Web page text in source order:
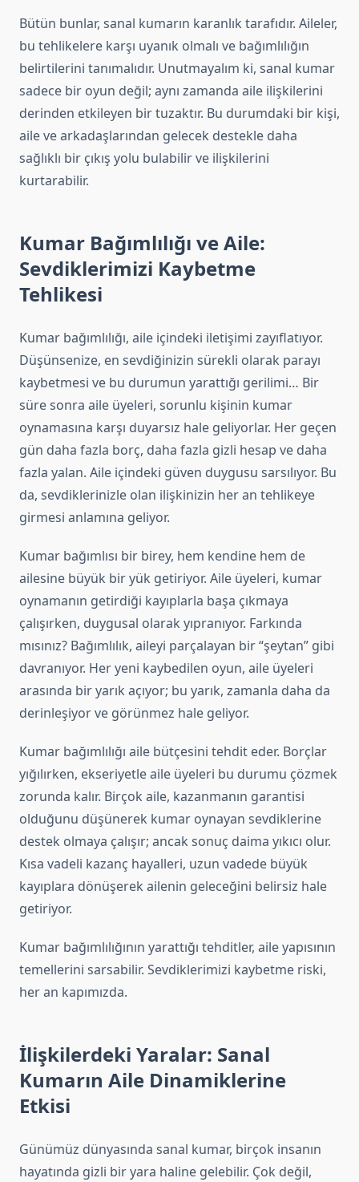
Bütün bunlar, sanal kumarın karanlık tarafıdır. Aileler,
bu tehlikelere karşı uyanık olmalı ve bağımlılığın
belirtilerini tanımalıdır. Unutmayalım ki, sanal kumar
sadece bir oyun değil; aynı zamanda aile ilişkilerini
derinden etkileyen bir tuzaktır. Bu durumdaki bir kişi,
aile ve arkadaşlarından gelecek destekle daha
sağlıklı bir çıkış yolu bulabilir ve ilişkilerini
kurtarabilir.
Kumar Bağımlılığı ve Aile:
Sevdiklerimizi Kaybetme
Tehlikesi
Kumar bağımlılığı, aile içindeki iletişimi zayıflatıyor.
Düşünsenize, en sevdiğinizin sürekli olarak parayı
kaybetmesi ve bu durumun yarattığı gerilimi… Bir
süre sonra aile üyeleri, sorunlu kişinin kumar
oynamasına karşı duyarsız hale geliyorlar. Her geçen
gün daha fazla borç, daha fazla gizli hesap ve daha
fazla yalan. Aile içindeki güven duygusu sarsılıyor. Bu
da, sevdiklerinizle olan ilişkinizin her an tehlikeye
girmesi anlamına geliyor.
Kumar bağımlısı bir birey, hem kendine hem de
ailesine büyük bir yük getiriyor. Aile üyeleri, kumar
oynamanın getirdiği kayıplarla başa çıkmaya
çalışırken, duygusal olarak yıpranıyor. Farkında
mısınız? Bağımlılık, aileyi parçalayan bir “şeytan” gibi
davranıyor. Her yeni kaybedilen oyun, aile üyeleri
arasında bir yarık açıyor; bu yarık, zamanla daha da
derinleşiyor ve görünmez hale geliyor.
Kumar bağımlılığı aile bütçesini tehdit eder. Borçlar
yığılırken, ekseriyetle aile üyeleri bu durumu çözmek
zorunda kalır. Birçok aile, kazanmanın garantisi
olduğunu düşünerek kumar oynayan sevdiklerine
destek olmaya çalışır; ancak sonuç daima yıkıcı olur.
Kısa vadeli kazanç hayalleri, uzun vadede büyük
kayıplara dönüşerek ailenin geleceğini belirsiz hale
getiriyor.
Kumar bağımlılığının yarattığı tehditler, aile yapısının
temellerini sarsabilir. Sevdiklerimizi kaybetme riski,
her an kapımızda.
İlişkilerdeki Yaralar: Sanal
Kumarın Aile Dinamiklerine
Etkisi
Günümüz dünyasında sanal kumar, birçok insanın
hayatında gizli bir yara haline gelebilir. Çok değil,